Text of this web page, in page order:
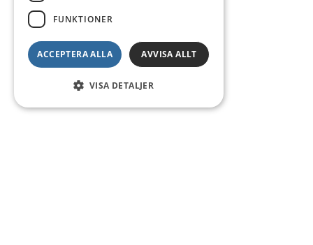
FUNKTIONER
ACCEPTERA ALLA AVVISA ALLT
VISA DETALJER